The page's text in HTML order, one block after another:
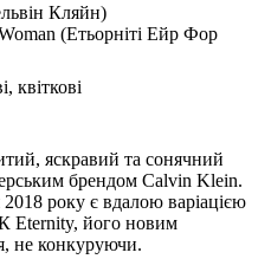
Кляйн)
(Етьорніті Ейр Фор
квіткові
яскравий та сонячний
брендом Calvin Klein.
року є вдалою варіацією
Eternity, його новим
не конкуруючи.